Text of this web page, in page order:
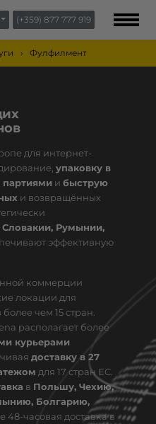
(+359) 877 777 919
Фулфилмент
для интернет-
упаковку в
партиями и быструю
и возвращённых
Словакии, Румынии,
эффективную
коммерции
локации для
чем 15 стран.
располагает более
курьерами
доставку в 27
для 17 стран ЕС.
в Польшу, Чехию,
Болгарию,
48-часовая доставка в